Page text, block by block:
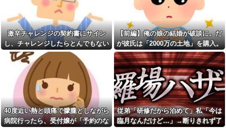
子供がバイトで貯めた資金で
旅行中の話だけど、ちょっとお
金足りないから貸してくれる？
って連絡きた
勤務中のはずの彼氏を偶然見
かけた場所がまさかのパチ店だ
った。楽しそうな姿を見た私は
思わず固まり…
激辛チャレンジの契約書にサ
インし、チャレンジしたらとん
でもない事態になった。救急車
運ばれ胃の洗浄や入院2日で10万
超えて...
旦那「結婚５年目記念のプレ
ゼント！」私「嬉しい！指輪
だ！」義家族「古い指輪はもう
ロッカーの現金が盗まれるも
店長に疑われ激怒！10代キャバ
嬢の私、自力でロッカー内にカ
メラを仕掛けて犯人を特定した
ら同僚の女だった…警察へ行く
と言って止められ、加害者に泣
かれながら大揉めして・・・
【神対応】任天堂、熊本地震
の被災者向けに製品修理を無償
対応へ！さらに義援金5000万円
を寄付！！他
ロッカーの現金が盗まれるも
店長に疑われ激怒！10代キャバ
嬢の私、自力でロッカー内にカ
メラを仕掛けて犯人を特定した
ら同僚の女だった…警察へ行く
と言って止められ、加害者に泣
激辛チャレンジの契約書にサイン
し、チャレンジしたらとんでもない
事態になった。救急車運ばれ胃の洗
浄や入院2日で10万超えて...
【前編】俺の娘の結婚が破談に。だ
が彼氏は「2000万の土地」を購入。
こじれた二人は想像以上の修羅場に
40度近い熱と頭痛で朦朧としながら
病院行ったら、受付嬢が「予約のな
従弟「研修だから泊めて」私「今は
臨月なんだけど…」→断りきれず了